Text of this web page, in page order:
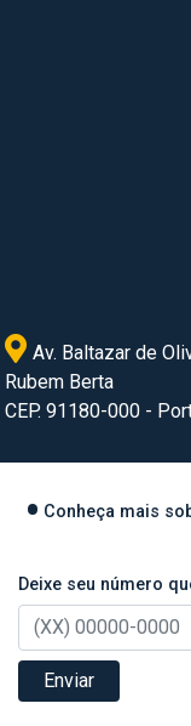
Av. Baltazar de
Rubem Berta
CEP. 91180-000 -
Conheça mais
Deixe seu número
Enviar